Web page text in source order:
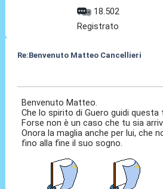
18.502
Registrato
Re:Benvenuto Matteo Cancellieri
Benvenuto Matteo.
Che lo spirito di Guero guidi
Forse non è un caso che tu sia
Onora la maglia anche per lui, che
fino alla fine il suo sogno.